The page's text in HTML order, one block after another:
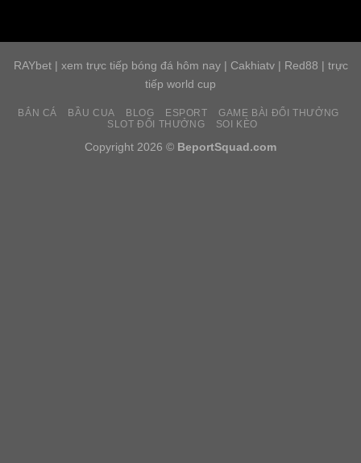
RAYbet| xem trực tiếp bóng đá hôm nay | Cakhiatv| Red88 | trực
tiếp world cup
BẮN CÁ BẦU CUA BLOG ESPORT
GAME BÀI ĐỔI THƯỞNG
SLOT ĐỔI THƯỞNG
SOI KÈO
Copyright 2026 © BeportSquad.com